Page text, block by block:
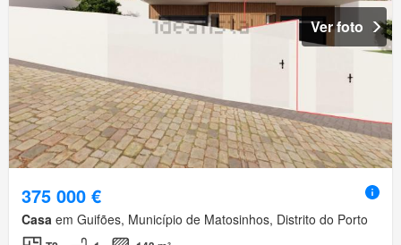
Ver foto
375 000 €
Casa em Guifões, Município de Matosinhos, Distrito do Porto